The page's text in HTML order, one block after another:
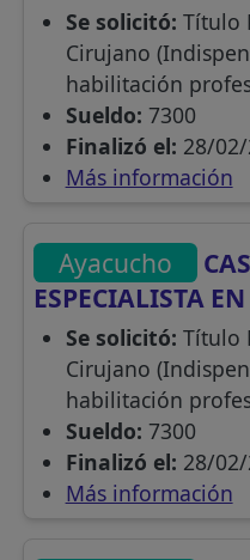
Se solicitó: Título
Cirujano
habilitación
Sueldo: 7300
Finalizó el: 28/
Más información
Ayacucho
ESPECIALISTA
Se solicitó: Título
Cirujano
habilitación
Sueldo: 7300
Finalizó el: 28/
Más información